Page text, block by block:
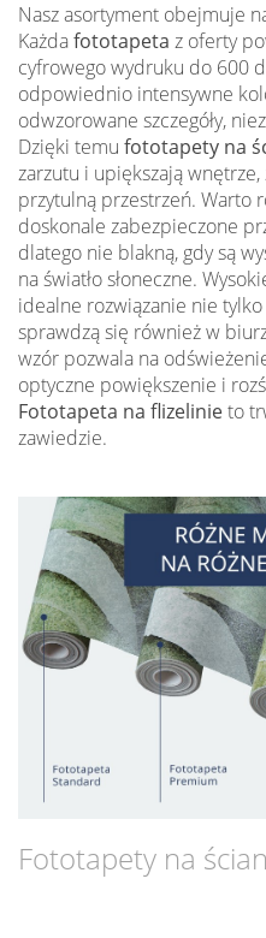
Nasz asortyment obejmuje
Każdafototapeta z oferty
cyfrowego wydruku do 600
odpowiednio intensywne
odwzorowane szczegóły,
Dzięki temu fototapety na
zarzutu i upiększają
przytulną przestrzeń. Warto
doskonale zabezpieczone
dlatego nie blakną, gdy są
na światło słoneczne.
idealne rozwiązanie nie
sprawdzą się również w
wzór pozwala na
optyczne powiększenie i
Fototapeta na flizelinieto
zawiedzie.
Fototapety na